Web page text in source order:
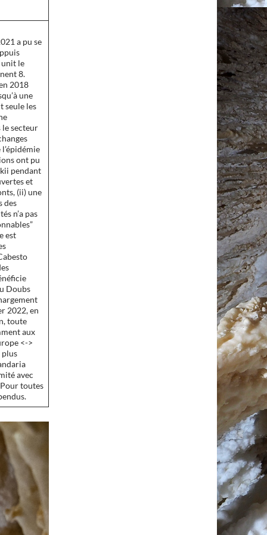
a pu se
unit le
8.
2018
une
seule les
le secteur
ont pu
pendant
et
(ii) une
des
n’a pas
est
Doubs
2022, en
toute
aux
<->
plus
avec
toutes